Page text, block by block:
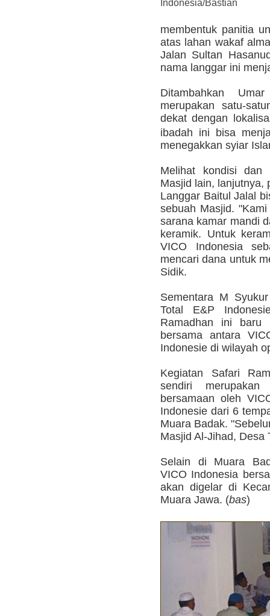
Indonesia/Bastian
membentuk panitia
atas lahan wakaf
Jalan Sultan
nama langgar ini
Ditambahkan
merupakan satu-
dekat dengan
ibadah ini bisa
menegakkan syiar
Melihat kondisi
Masjid lain, lanjutnya,
Langgar Baitul Jalal
sebuah Masjid.
sarana kamar mandi
keramik. Untuk
VICO Indonesia
mencari dana untuk
Sidik.
Sementara M
Total E&P
Ramadhan ini baru
bersama antara
Indonesie di wilayah
Kegiatan Safari
sendiri
bersamaan oleh
Indonesie dari 6
Muara Badak.
Masjid Al-Jihad, Desa
Selain di Muara
VICO Indonesia
akan digelar di
Muara Jawa. (bas)